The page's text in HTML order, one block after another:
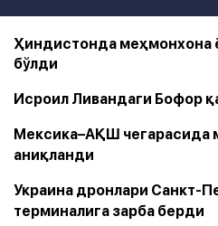
Ҳиндистонда меҳмонхона
бўлди
Исроил Ливандаги Бофор
Мексика–АҚШ чегарасида
аниқланди
Украина дронлари Санкт-
терминалига зарба берди